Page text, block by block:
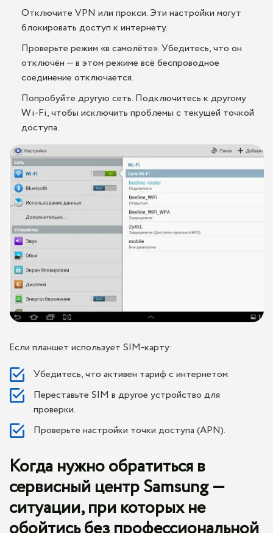
Отключите VPN или прокси. Эти настройки могут
блокировать доступ к интернету.
Проверьте режим «в самолёте». Убедитесь, что он
отключён — в этом режиме всё беспроводное
соединение отключается.
Попробуйте другую сеть. Подключитесь к другому
Wi-Fi, чтобы исключить проблемы с текущей точкой
доступа.
Если планшет использует SIM-карту:
Убедитесь, что активен тариф с интернетом.
Переставьте SIM в другое устройство для
проверки.
Проверьте настройки точки доступа (APN).
Когда нужно обратиться в
сервисный центр Samsung —
ситуации, при которых не